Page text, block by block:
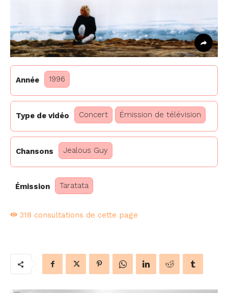
Année 1996
Type de vidéo Concert Émission de télévision
Chansons Jealous Guy
Émission Taratata
318 consultations de cette page